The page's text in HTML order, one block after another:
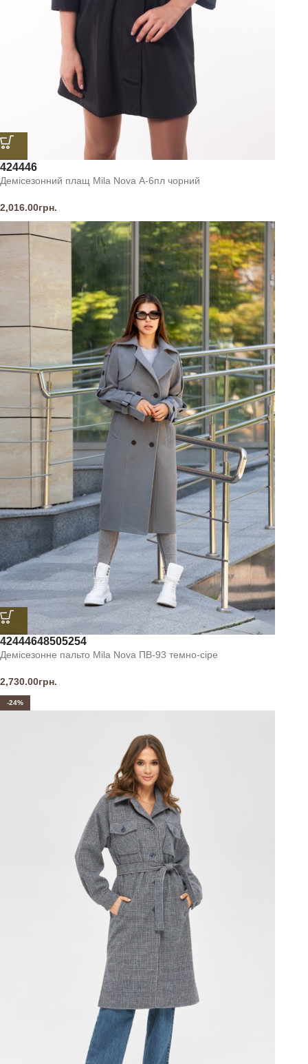
424446
Демісезонний плащ Mila Nova А-6пл чорний
2,016.00грн.
42444648505254
Демісезонне пальто Mila Nova ПВ-93 темно-сіре
2,730.00грн.
-24%